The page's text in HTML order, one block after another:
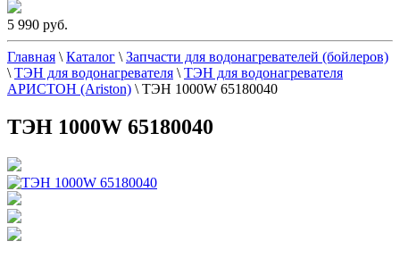
5 990 руб.
Главная \ Каталог \ Запчасти для водонагревателей (бойлеров)
\ ТЭН для водонагревателя \ ТЭН для водонагревателя
АРИСТОН (Ariston) \ ТЭН 1000W 65180040
ТЭН 1000W 65180040